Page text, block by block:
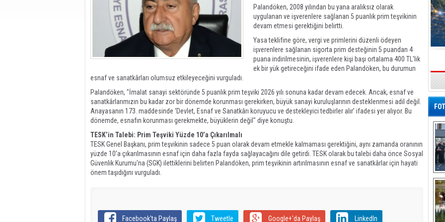
Palandöken, 2008 yılından bu yana aralıksız olarak
uygulanan ve işverenlere sağlanan 5 puanlık prim teşvikinin
devam etmesi gerektiğini belirtti.
Yasa teklifine göre, vergi ve primlerini düzenli ödeyen
işverenlere sağlanan sigorta prim desteğinin 5 puandan 4
puana indirilmesinin, işverenlere kişi başı ortalama 400 TL'lik
ek bir yük getireceğini ifade eden Palandöken, bu durumun
esnaf ve sanatkârları olumsuz etkileyeceğini vurguladı.
Palandöken, "İmalat sanayi sektöründe 5 puanlık prim teşviki 2026 yılı sonuna kadar devam edecek. Ancak, esnaf ve
sanatkârlarımızın bu kadar zor bir dönemde korunması gerekirken, büyük sanayi kuruluşlarının desteklenmesi adil değil.
Anayasanın 173. maddesinde ‘Devlet, Esnaf ve Sanatkârı koruyucu ve destekleyici tedbirler alır’ ifadesi yer alıyor. Bu
dönemde, esnafın korunması gerekmekte, büyüklerin değil" diye konuştu.
TESK’in Talebi: Prim Teşviki Yüzde 10’a Çıkarılmalı
TESK Genel Başkanı, prim teşvikinin sadece 5 puan olarak devam etmekle kalmaması gerektiğini, aynı zamanda oranının
yüzde 10’a çıkarılmasının esnaf için daha fazla fayda sağlayacağını dile getirdi. TESK olarak bu talebi daha önce Sosyal
Güvenlik Kurumu'na (SGK) ilettiklerini belirten Palandöken, prim teşvikinin artırılmasının esnaf ve sanatkârlar için hayati
önem taşıdığını vurguladı.
Facebook'ta Paylaş Tweetle Google+'da Paylaş LinkedIn